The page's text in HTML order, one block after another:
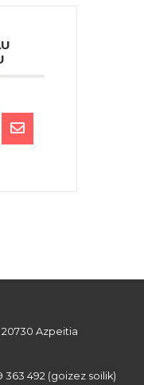
20730 Azpeitia
363 492 (goizez soilik)